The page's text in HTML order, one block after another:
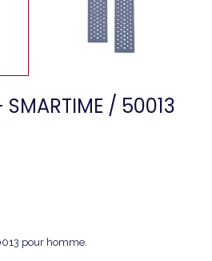
/ 50013
pour homme.